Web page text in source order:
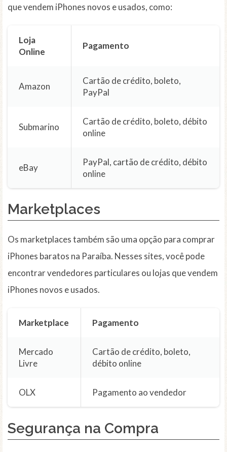
que vendem iPhones novos e usados, como:
Loja
Online
Pagamento
Amazon
Cartão de crédito, boleto,
PayPal
Submarino
Cartão de crédito, boleto, débito
online
eBay
PayPal, cartão de crédito, débito
online
Marketplaces
Os marketplaces também são uma opção para comprar
iPhones baratos na Paraíba. Nesses sites, você pode
encontrar vendedores particulares ou lojas que vendem
iPhones novos e usados.
Marketplace Pagamento
Mercado
Livre
Cartão de crédito, boleto,
débito online
OLX Pagamento ao vendedor
Segurança na Compra